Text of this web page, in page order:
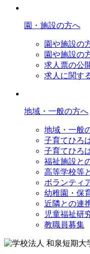
園・施設の方へ
園や施設の
園や施設の
求人票の公
求人に関す
地域・一般の方へ
地域・一般
子育てひろ
子育てひろ
福祉施設と
高等学校等
ボランティ
幼稚園・保
近隣との連
児童福祉研
教職員募集